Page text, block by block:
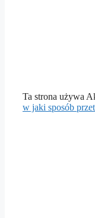
Ta strona używa
w jaki sposób